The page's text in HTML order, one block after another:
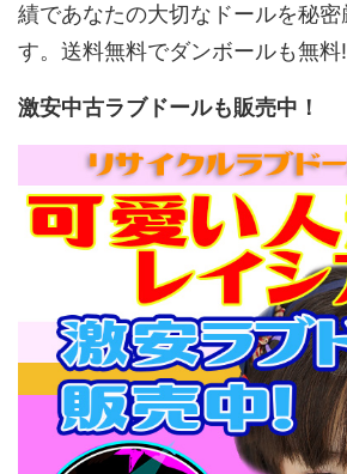
績であなたの大切なドールを秘密
す。送料無料でダンボールも無料
激安中古ラブドールも販売中！